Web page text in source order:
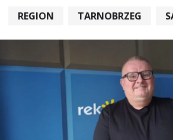
REGION TARNOBRZEG